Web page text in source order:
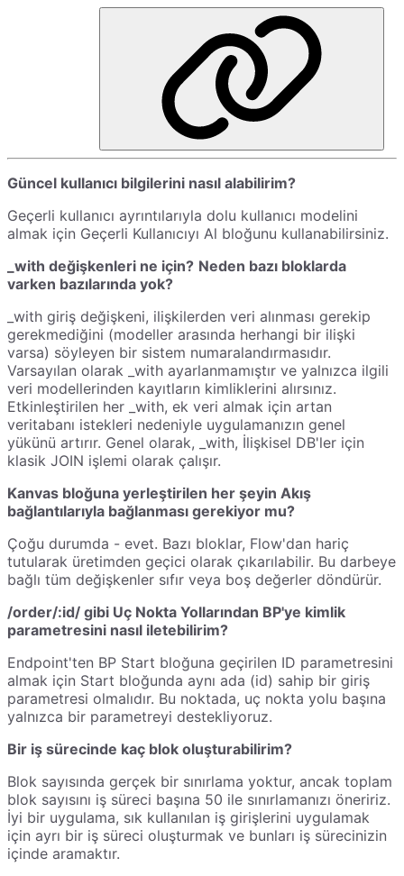
Güncel kullanıcı bilgilerini nasıl alabilirim?
Geçerli kullanıcı ayrıntılarıyla dolu kullanıcı modelini
almak için Geçerli Kullanıcıyı Al bloğunu kullanabilirsiniz.
_with değişkenleri ne için? Neden bazı bloklarda
varken bazılarında yok?
_with giriş değişkeni, ilişkilerden veri alınması gerekip
gerekmediğini (modeller arasında herhangi bir ilişki
varsa) söyleyen bir sistem numaralandırmasıdır.
Varsayılan olarak _with ayarlanmamıştır ve yalnızca ilgili
veri modellerinden kayıtların kimliklerini alırsınız.
Etkinleştirilen her _with, ek veri almak için artan
veritabanı istekleri nedeniyle uygulamanızın genel
yükünü artırır. Genel olarak, _with, İlişkisel DB'ler için
klasik JOIN işlemi olarak çalışır.
Kanvas bloğuna yerleştirilen her şeyin Akış
bağlantılarıyla bağlanması gerekiyor mu?
Çoğu durumda - evet. Bazı bloklar, Flow'dan hariç
tutularak üretimden geçici olarak çıkarılabilir. Bu darbeye
bağlı tüm değişkenler sıfır veya boş değerler döndürür.
/order/:id/ gibi Uç Nokta Yollarından BP'ye kimlik
parametresini nasıl iletebilirim?
Endpoint'ten BP Start bloğuna geçirilen ID parametresini
almak için Start bloğunda aynı ada (id) sahip bir giriş
parametresi olmalıdır. Bu noktada, uç nokta yolu başına
yalnızca bir parametreyi destekliyoruz.
Bir iş sürecinde kaç blok oluşturabilirim?
Blok sayısında gerçek bir sınırlama yoktur, ancak toplam
blok sayısını iş süreci başına 50 ile sınırlamanızı öneririz.
İyi bir uygulama, sık kullanılan iş girişlerini uygulamak
için ayrı bir iş süreci oluşturmak ve bunları iş sürecinizin
içinde aramaktır.